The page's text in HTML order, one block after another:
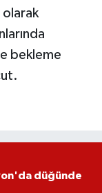
olarak
bekleme
düğünde